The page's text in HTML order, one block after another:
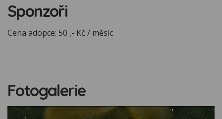
Sponzoři
Cena adopce: 50 ,- Kč / měsíc
Fotogalerie